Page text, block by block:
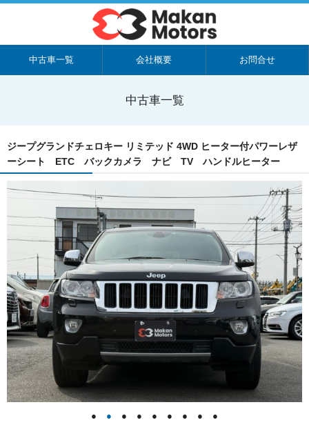
中古車一覧 会社概要 お問合せ
中古車一覧
ジープグランドチェロキー リミテッド 4WD ヒーター付パワーレザ
ーシート ETC バックカメラ ナビ TV ハンドルヒーター
● ● ● ● ● ● ● ● ●